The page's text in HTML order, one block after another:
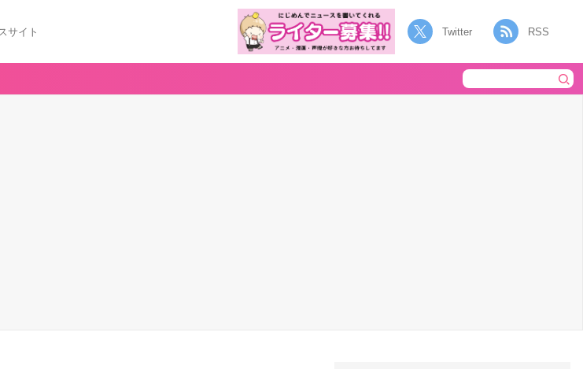
サイト Twitter RSS